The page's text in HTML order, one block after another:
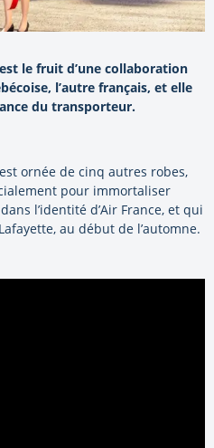
le fruit d’une collaboration
l’autre français, et elle
du transporteur.
ornée de cinq autres robes,
pour immortaliser
l’identité d’Air France, et qui
au début de l’automne.